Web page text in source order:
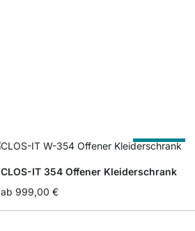
CLOS-IT 354 Offener Kleiderschrank
ab 999,00 €